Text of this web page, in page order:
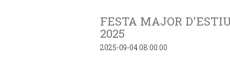
FESTA MAJOR
2025
2025-09-04 08:00:00